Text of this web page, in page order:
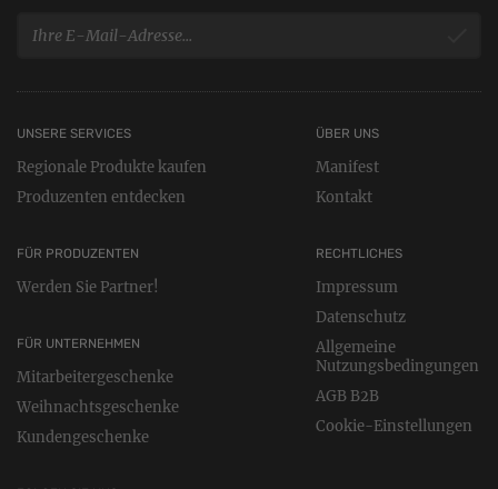
UNSERE SERVICES
Regionale Produkte kaufen
Produzenten entdecken
FÜR PRODUZENTEN
Werden Sie Partner!
FÜR UNTERNEHMEN
Mitarbeitergeschenke
Weihnachtsgeschenke
Kundengeschenke
RECHTLICHES
Impressum
Datenschutz
Allgemeine
Nutzungsbedingungen
AGB B2B
Cookie-Einstellungen
ÜBER UNS
Manifest
Kontakt